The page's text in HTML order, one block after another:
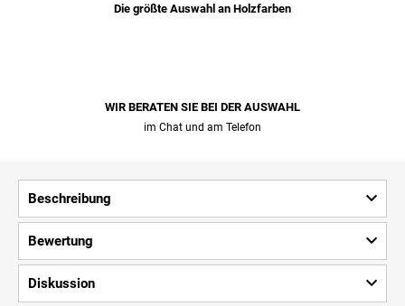
Die größte Auswahl an Holzfarben
WIR BERATEN SIE BEI ​​DER AUSWAHL
im Chat und am Telefon
Beschreibung
Bewertung
Diskussion